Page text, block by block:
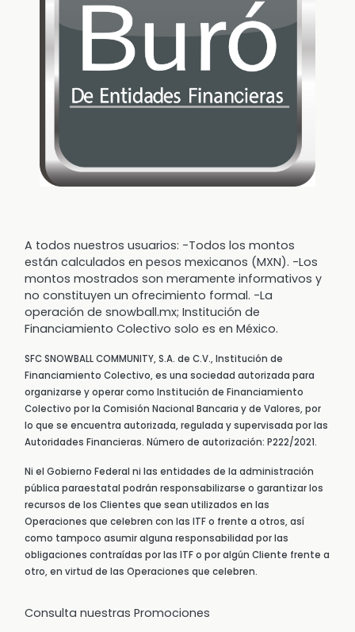
A todos nuestros usuarios: -Todos los montos
están calculados en pesos mexicanos (MXN). -Los
montos mostrados son meramente informativos y
no constituyen un ofrecimiento formal. -La
operación de snowball.mx; Institución de
Financiamiento Colectivo solo es en México.
SFC SNOWBALL COMMUNITY, S.A. de C.V., Institución de
Financiamiento Colectivo, es una sociedad autorizada para
organizarse y operar como Institución de Financiamiento
Colectivo por la Comisión Nacional Bancaria y de Valores, por
lo que se encuentra autorizada, regulada y supervisada por las
Autoridades Financieras. Número de autorización: P222/2021.
Ni el Gobierno Federal ni las entidades de la administración
pública paraestatal podrán responsabilizarse o garantizar los
recursos de los Clientes que sean utilizados en las
Operaciones que celebren con las ITF o frente a otros, así
como tampoco asumir alguna responsabilidad por las
obligaciones contraídas por las ITF o por algún Cliente frente a
otro, en virtud de las Operaciones que celebren.
Consulta nuestras Promociones